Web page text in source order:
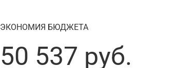
ЭКОНОМИЯ БЮДЖЕТА
50 537 руб.